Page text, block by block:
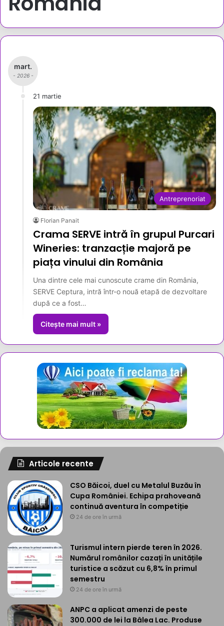
mart.
- 2026 -
21 martie
Antreprenoriat
Florian Panait
Crama SERVE intră în grupul Purcari
Wineries: tranzacție majoră pe
piața vinului din România
Una dintre cele mai cunoscute crame din România,
SERVE Ceptura, intră într-o nouă etapă de dezvoltare
după ce a fost…
Citește mai mult »
Articole recente
CSO Băicoi, duel cu Metalul Buzău în
Cupa României. Echipa prahoveană
continuă aventura în competiție
24 de ore în urmă
Turismul intern pierde teren în 2026.
Numărul românilor cazați în unitățile
turistice a scăzut cu 6,8% în primul
semestru
24 de ore în urmă
ANPC a aplicat amenzi de peste
300.000 de lei la Bâlea Lac. Produse